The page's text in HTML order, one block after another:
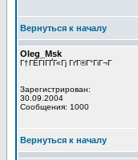
Вернуться к началу
Oleg_Msk
Г†ГЁГІГҐГ«Гј ГґГ®Г°ГіГ¬Г
Зарегистрирован:
30.09.2004
Сообщения: 1000
Вернуться к началу